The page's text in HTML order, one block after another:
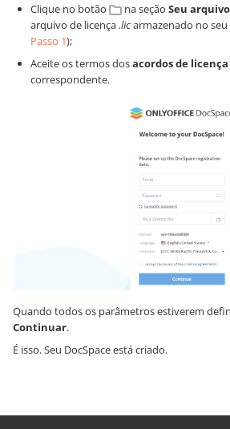
Clique no botão
na seção Seu
arquivo de licença.licarmazenado no
Passo 1);
Aceite os termos dosacordos de licença
correspondente.
Quando todos os parâmetros estiverem
Continuar.
É isso. Seu DocSpace está criado.